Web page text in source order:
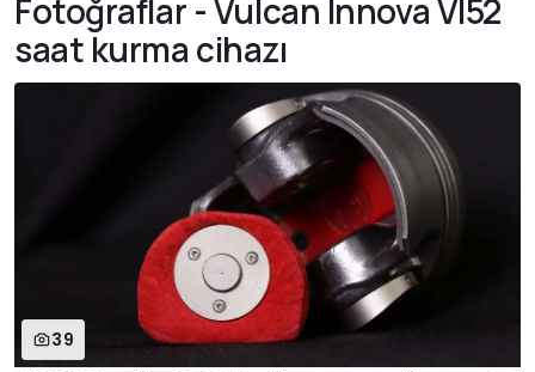
Fotoğraflar - Vulcan Innova VI52
saat kurma cihazı
39